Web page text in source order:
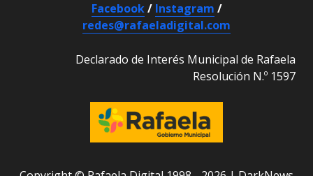
Facebook/ Instagram /
redes@rafaeladigital.com
Declarado de Interés Municipal de Rafaela
Resolución N.º 1597